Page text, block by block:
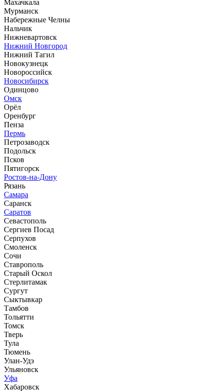
Махачкала
Мурманск
Набережные Челны
Нальчик
Нижневартовск
Нижний Новгород
Нижний Тагил
Новокузнецк
Новороссийск
Новосибирск
Одинцово
Омск
Орёл
Оренбург
Пенза
Пермь
Петрозаводск
Подольск
Псков
Пятигорск
Ростов-на-Дону
Рязань
Самара
Саранск
Саратов
Севастополь
Сергиев Посад
Серпухов
Смоленск
Сочи
Ставрополь
Старый Оскол
Стерлитамак
Сургут
Сыктывкар
Тамбов
Тольятти
Томск
Тверь
Тула
Тюмень
Улан-Удэ
Ульяновск
Уфа
Хабаровск